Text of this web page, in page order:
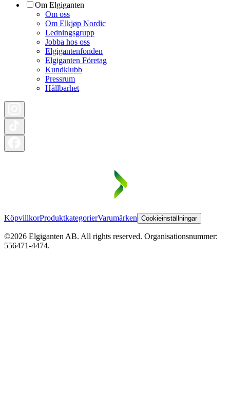
Om Elgiganten
Om oss
Om Elkjøp Nordic
Ledningsgrupp
Jobba hos oss
Elgigantenfonden
Elgiganten Företag
Kundklubb
Pressrum
Hållbarhet
KöpvillkorProduktkategorierVarumärken Cookieinställningar
©2026 Elgiganten AB. All rights reserved. Organisationsnummer:
556471-4474.